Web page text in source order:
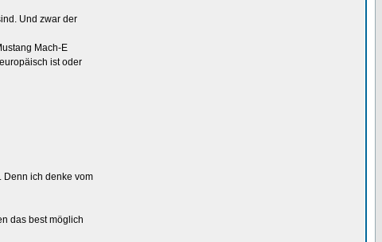
Und zwar der
Mach-E
ist oder
Denn ich denke vom
das best möglich